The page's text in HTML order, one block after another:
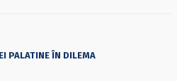
PALATINE ÎN DILEMA